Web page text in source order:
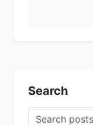
Search